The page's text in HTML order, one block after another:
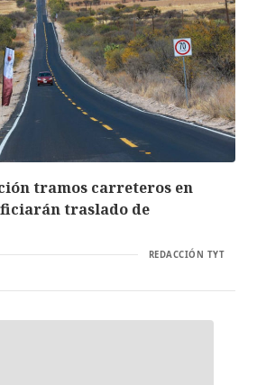
tramos carreteros en
traslado de
REDACCIÓN TYT